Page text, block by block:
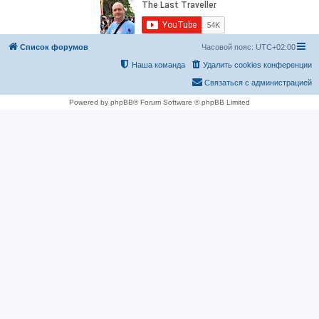
Список форумов Часовой пояс: UTC+02:00
Удалить cookies конференции
Наша команда
Связаться с администрацией
Powered by phpBB® Forum Software © phpBB Limited